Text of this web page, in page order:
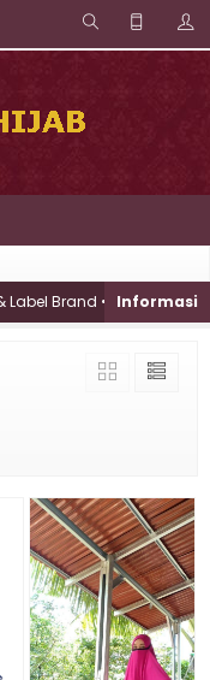
Brand • Konsultasi